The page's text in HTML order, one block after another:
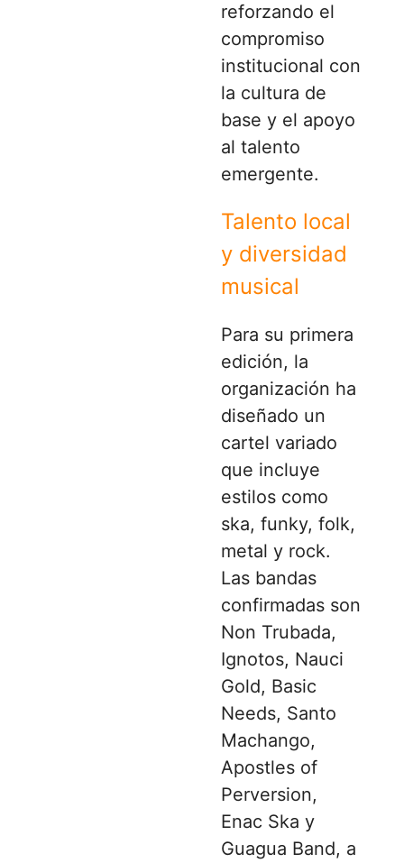
reforzando el
compromiso
institucional con
la cultura de
base y el apoyo
al talento
emergente.
Talento local
y diversidad
musical
Para su primera
edición, la
organización ha
diseñado un
cartel variado
que incluye
estilos como
ska, funky, folk,
metal y rock.
Las bandas
confirmadas son
Non Trubada,
Ignotos, Nauci
Gold, Basic
Needs, Santo
Machango,
Apostles of
Perversion,
Enac Ska y
Guagua Band, a